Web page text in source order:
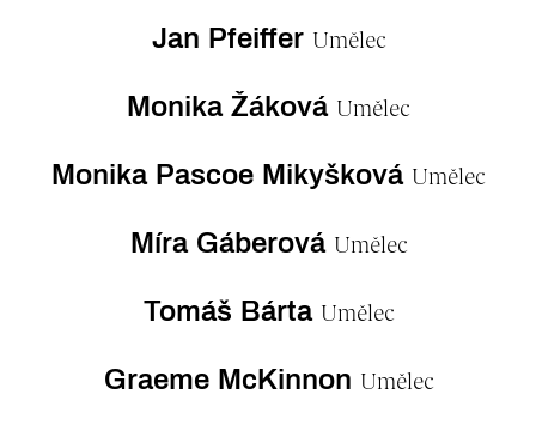
Jan Pfeiffer Umělec
Monika Žáková Umělec
Monika Pascoe Mikyšková Umělec
Míra Gáberová Umělec
Tomáš Bárta Umělec
Graeme McKinnon Umělec